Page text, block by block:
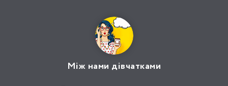
Між нами дівчатками